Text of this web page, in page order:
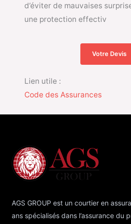
d’éviter de mauvaises
une protection effectiv
Votre Devis
Lien utile :
Code des Assurances
AGS GROUP est un courtier en
ans spécialisés dans l’assurance du